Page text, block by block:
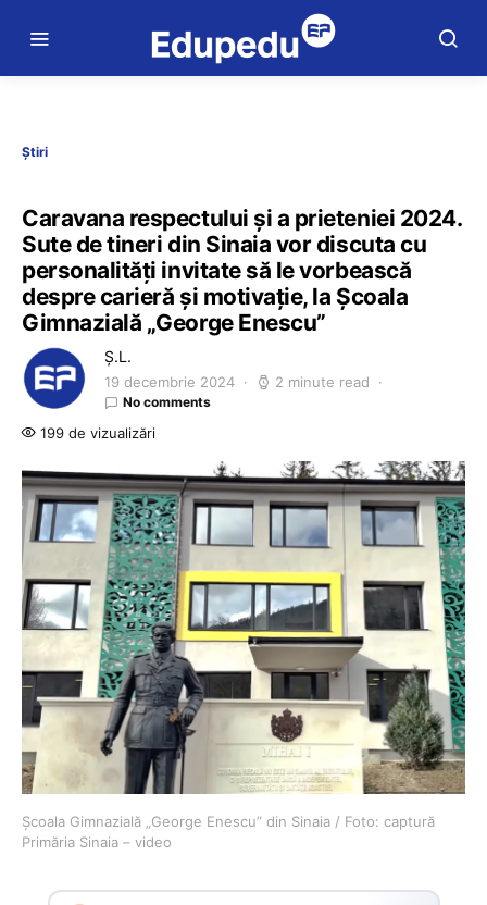
Știri
Caravana respectului și a prieteniei 2024.
Sute de tineri din Sinaia vor discuta cu
personalități invitate să le vorbească
despre carieră și motivație, la Școala
Gimnazială „George Enescu”
Ș.L.
19 decembrie 2024 2 minute read
No comments
199 de vizualizări
Școala Gimnazială „George Enescu” din Sinaia / Foto: captură
Primăria Sinaia – video